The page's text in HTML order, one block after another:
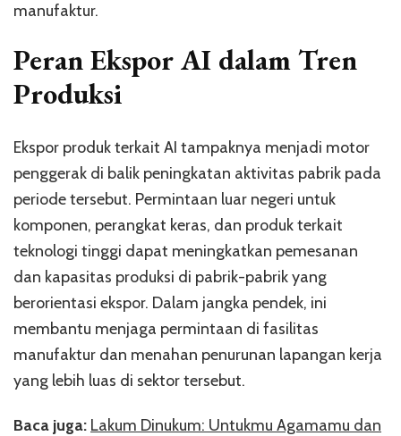
manufaktur.
Peran Ekspor AI dalam Tren
Produksi
Ekspor produk terkait AI tampaknya menjadi motor
penggerak di balik peningkatan aktivitas pabrik pada
periode tersebut. Permintaan luar negeri untuk
komponen, perangkat keras, dan produk terkait
teknologi tinggi dapat meningkatkan pemesanan
dan kapasitas produksi di pabrik-pabrik yang
berorientasi ekspor. Dalam jangka pendek, ini
membantu menjaga permintaan di fasilitas
manufaktur dan menahan penurunan lapangan kerja
yang lebih luas di sektor tersebut.
Baca juga: Lakum Dinukum: Untukmu Agamamu dan